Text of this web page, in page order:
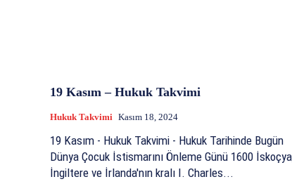
19 Kasım – Hukuk Takvimi
Hukuk Takvimi Kasım 18, 2024
19 Kasım - Hukuk Takvimi - Hukuk Tarihinde Bugün
Dünya Çocuk İstismarını Önleme Günü 1600 İskoçya,
İngiltere ve İrlanda'nın kralı I. Charles...